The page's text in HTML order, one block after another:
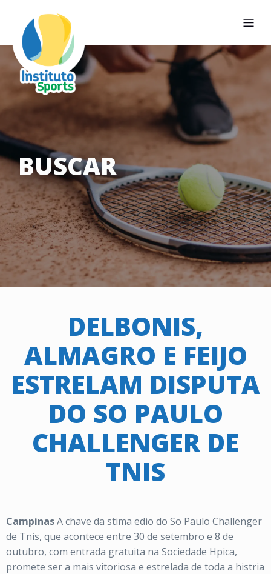
BUSCAR
DELBONIS,
ALMAGRO E FEIJO
ESTRELAM DISPUTA
DO SO PAULO
CHALLENGER DE
TNIS
CampinasA chave da stima edio do So Paulo Challenger
de Tnis, que acontece entre 30 de setembro e 8 de
outubro, com entrada gratuita na Sociedade Hpica,
promete ser a mais vitoriosa e estrelada de toda a histria